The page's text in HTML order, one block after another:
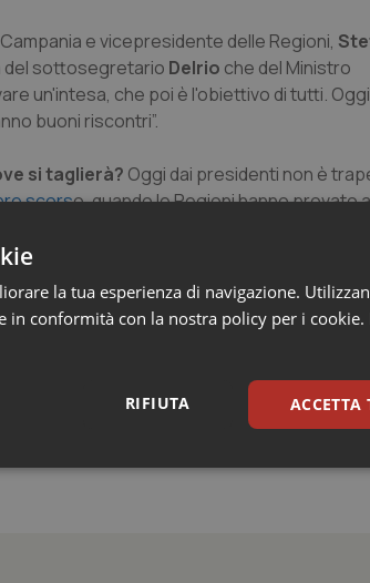
e vicepresidente delle Regioni,
del sottosegretario Delrio che del Ministro
un'intesa, che poi è l'obiettivo di tutti. Oggi
buoni riscontri”.
si taglierà? Oggi dai presidenti non è
scorso, quando le Regioni hanno provato a
indicati all'epoca erano sostanzialmente
Regioni”
la tua esperienza di navigazione.
in conformità con la nostra policy per i cookie.
ACCETTA
RIFIUTA
Statistici Marketing